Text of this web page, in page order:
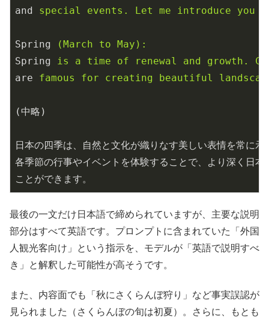
and
special events. Let me introduce you
Spring
(March to May):
Spring
is a time of renewal and growth.
are
famous for creating beautiful
(中略)
日本の四季は、自然と文化が織りなす美しい表情を常に示
各季節の行事やイベントを体験することで、より深く日本
ことができます。
最後の一文だけ日本語で締められていますが、主要な説明
部分はすべて英語です。プロンプトに含まれていた「外国
人観光客向け」という指示を、モデルが「英語で説明すべ
き」と解釈した可能性が高そうです。
また、内容面でも「秋にさくらんぼ狩り」など事実誤認が
見られました（さくらんぼの旬は初夏）。さらに、もとも